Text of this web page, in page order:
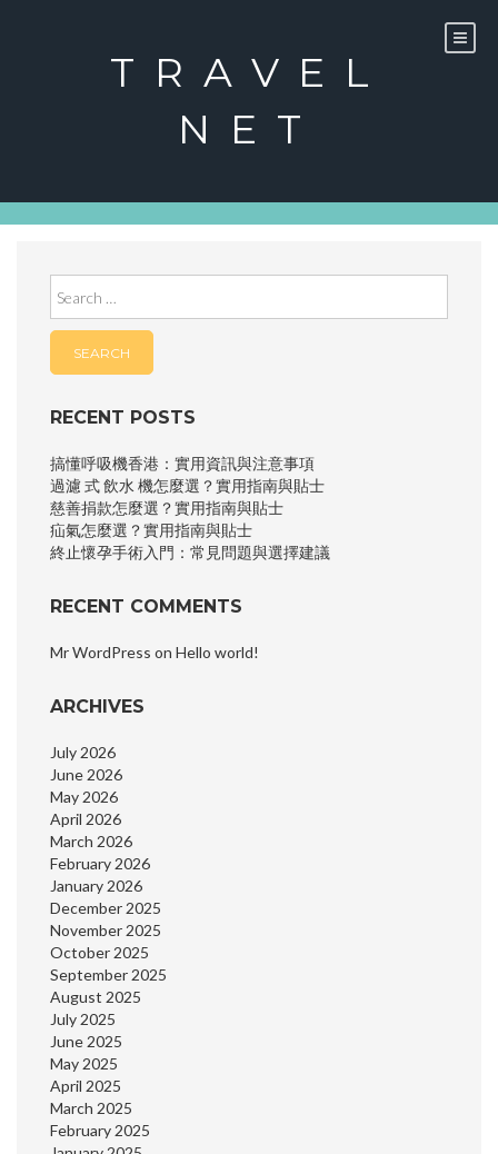
TRAVEL
NET
for:
RECENT POSTS
搞懂呼吸機香港：實用資訊與注意事項
過濾 式 飲水 機怎麼選？實用指南與貼士
慈善捐款怎麼選？實用指南與貼士
疝氣怎麼選？實用指南與貼士
終止懷孕手術入門：常見問題與選擇建議
RECENT COMMENTS
Mr WordPress on Hello world!
ARCHIVES
July 2026
June 2026
May 2026
April 2026
March 2026
February 2026
January 2026
December 2025
November 2025
October 2025
September 2025
August 2025
July 2025
June 2025
May 2025
April 2025
March 2025
February 2025